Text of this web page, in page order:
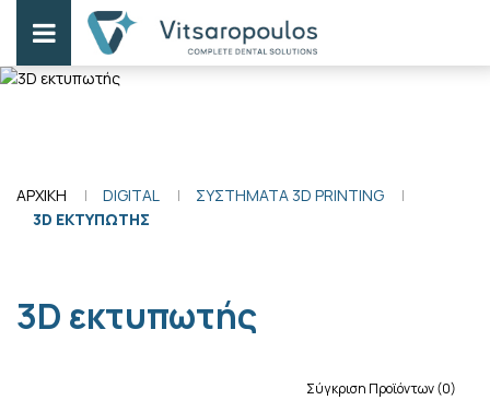
ΑΡΧΙΚΗ DIGITAL
ΣΥΣΤΗΜΑΤΑ 3D PRINTING
3D ΕΚΤΥΠΩΤΗΣ
3D εκτυπωτής
Σύγκριση Προϊόντων (0)